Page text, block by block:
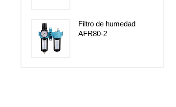
Filtro de humedad
AFR80-2